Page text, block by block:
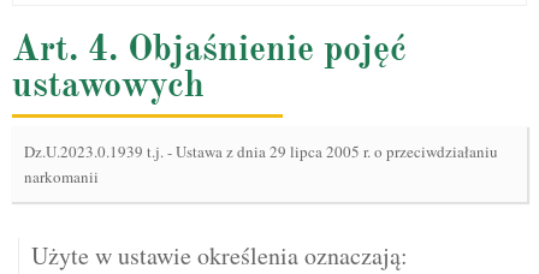
Art. 4. Objaśnienie pojęć
ustawowych
Dz.U.2023.0.1939 t.j.-Ustawa z dnia 29 lipca 2005 r. o przeciwdziałaniu
narkomanii
Użyte w ustawie określenia oznaczają: